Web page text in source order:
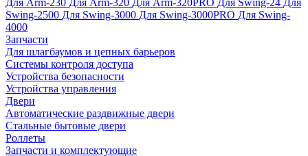
Для Arm-230 Для Arm-320 Для Arm-320PRO Для Swing-24 Для
Swing-2500 Для Swing-3000 Для Swing-3000PRO Для Swing-
4000
Запчасти
Для шлагбаумов и цепных барьеров
Системы контроля доступа
Устройства безопасности
Устройства управления
Двери
Автоматические раздвижные двери
Стальные бытовые двери
Роллеты
Запчасти и комплектующие